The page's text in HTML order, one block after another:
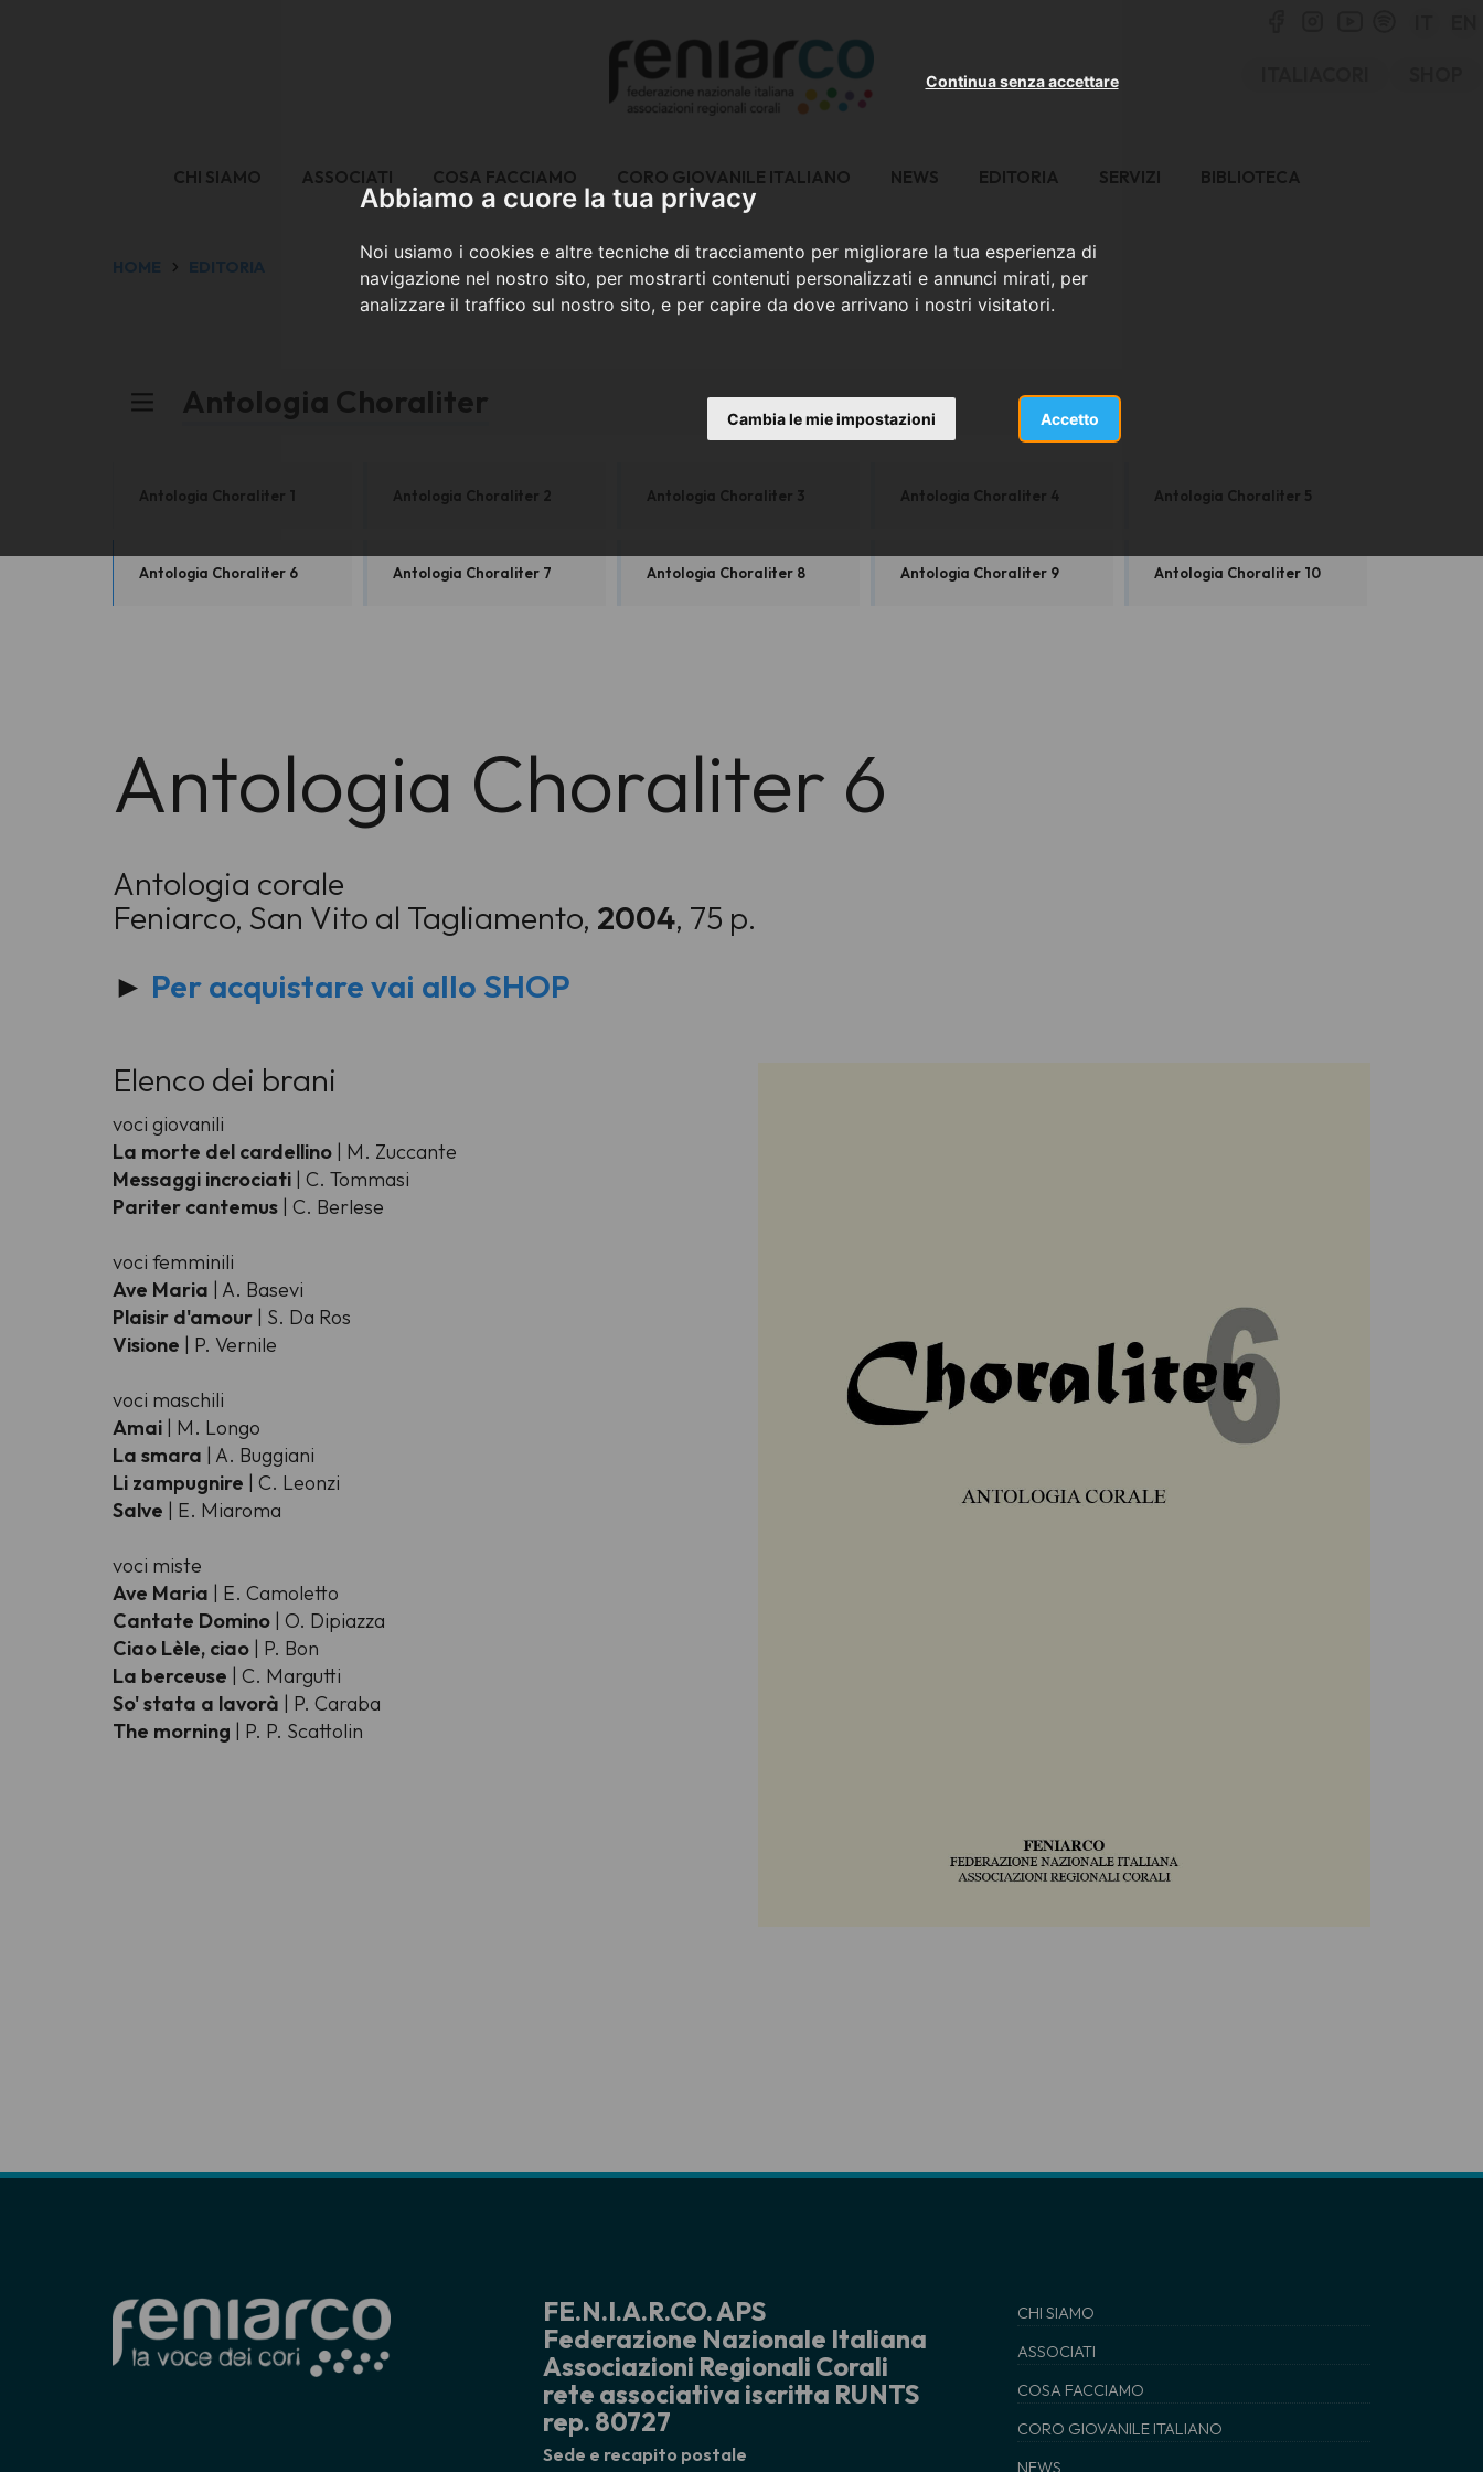
Abbiamo a cuore la tua privacy
Noi usiamo i cookies e altre tecniche di tracciamento per migliorare la tua esperienza di
navigazione nel nostro sito, per mostrarti contenuti personalizzati e annunci mirati, per
analizzare il traffico sul nostro sito, e per capire da dove arrivano i nostri visitatori.
Accetto
Continua senza accettare
Cambia le mie impostazioni
CHI SIAMO ASSOCIATI COSA FACCIAMO CORO GIOVANILE ITALIANO NEWS EDITORIA SERVIZI BIBLIOTECA
HOME EDITORIA
Antologia Choraliter
Antologia Choraliter 1 Antologia Choraliter 2 Antologia Choraliter 3 Antologia Choraliter 4 Antologia Choraliter 5
Antologia Choraliter 6 Antologia Choraliter 7 Antologia Choraliter 8 Antologia Choraliter 9 Antologia Choraliter 10
Antologia Choraliter 6
Antologia corale
Feniarco, San Vito al Tagliamento, 2004, 75 p.
► Per acquistare vai allo SHOP
Elenco dei brani
voci giovanili
La morte del cardellino | M. Zuccante
Messaggi incrociati | C. Tommasi
Pariter cantemus | C. Berlese
voci femminili
Ave Maria | A. Basevi
Plaisir d'amour | S. Da Ros
Visione | P. Vernile
voci maschili
Amai | M. Longo
La smara | A. Buggiani
Li zampugnire | C. Leonzi
Salve | E. Miaroma
voci miste
Ave Maria | E. Camoletto
Cantate Domino | O. Dipiazza
Ciao Lèle, ciao | P. Bon
La berceuse | C. Margutti
So' stata a lavorà | P. Caraba
The morning | P. P. Scattolin
FE.N.I.A.R.CO. APS
Federazione Nazionale Italiana
Associazioni Regionali Corali
rete associativa iscritta RUNTS
rep. 80727
Sede e recapito postale
CHI SIAMO
ASSOCIATI
COSA FACCIAMO
CORO GIOVANILE ITALIANO
NEWS